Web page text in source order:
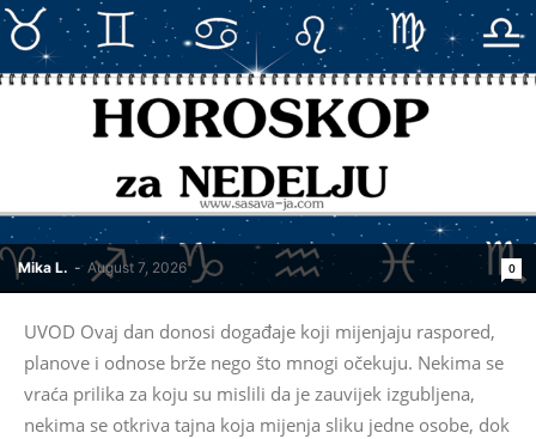
Mika L. - August 7, 2026 0
UVOD Ovaj dan donosi događaje koji mijenjaju raspored,
planove i odnose brže nego što mnogi očekuju. Nekima se
vraća prilika za koju su mislili da je zauvijek izgubljena,
nekima se otkriva tajna koja mijenja sliku jedne osobe, dok